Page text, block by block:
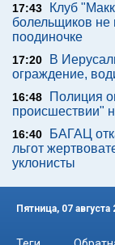
17:43
Клуб
болельщиков не
поодиночке
17:20
В
ограждение,
16:48
Полиция
происшествии"
16:40
БАГАЦ
льгот
уклонисты
Пятница, 07 августа